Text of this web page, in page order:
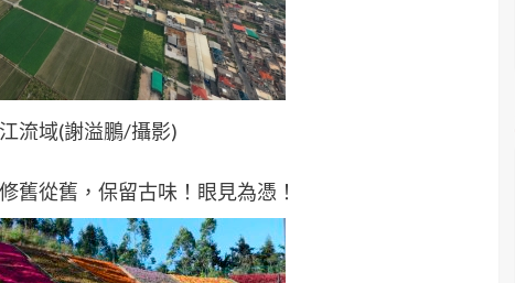
流域(謝溢鵬/攝影)
舊從舊，保留古味！眼見為憑！